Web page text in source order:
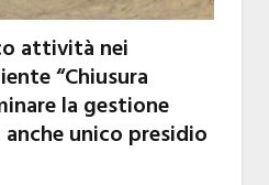
attività nei
“Chiusura
la gestione
unico presidio